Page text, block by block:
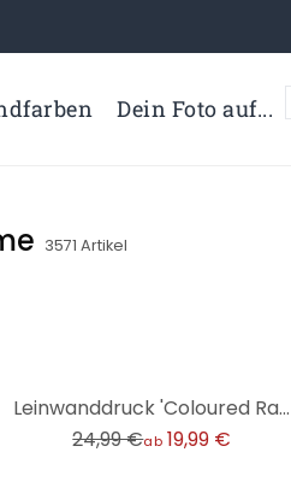
Dein Foto auf...
3571 Artikel
Leinwanddruck 'Coloured Rain' von Banksy – Zeitlose Streetart für Ihr Zuhause
24,99 €ab 19,99 €